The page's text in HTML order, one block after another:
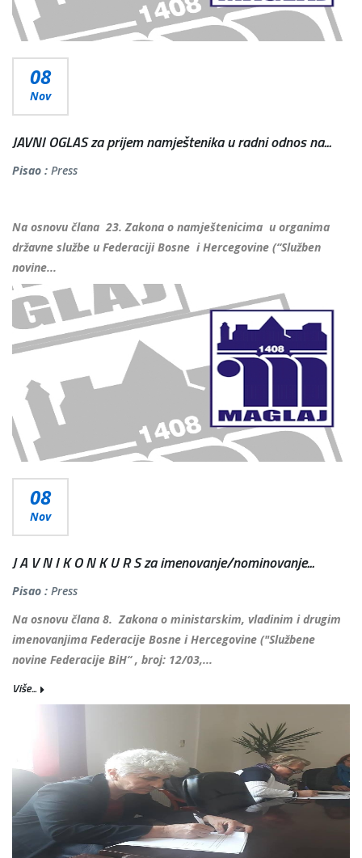
08
Nov
JAVNI OGLAS za prijem namještenika u radni odnos na...
Pisao : Press
Na osnovu člana 23. Zakona o namještenicima u organima
državne službe u Federaciji Bosne i Hercegovine (“Služben
novine...
Više...
08
Nov
J A V N I K O N K U R S za imenovanje/nominovanje...
Pisao : Press
Na osnovu člana 8. Zakona o ministarskim, vladinim i drugim
imenovanjima Federacije Bosne i Hercegovine ("Službene
novine Federacije BiH“ , broj: 12/03,...
Više...